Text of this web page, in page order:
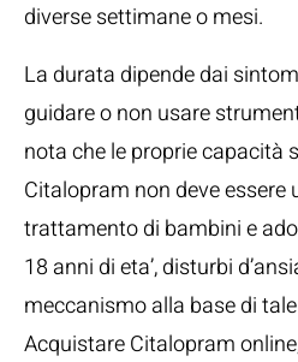
diverse settimane o mesi.
La durata dipende dai
guidare o non usare
nota che le proprie capacità
Citalopram non deve essere
trattamento di bambini e
18 anni di eta’, disturbi
meccanismo alla base di
Acquistare Citalopram